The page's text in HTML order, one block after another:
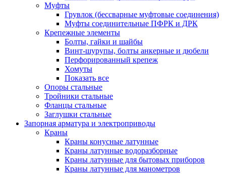
Муфты
Грувлок (бессварные муфтовые соединения)
Муфты соединительные ПФРК и ДРК
Крепежные элементы
Болты, гайки и шайбы
Винт-шурупы, болты анкерные и дюбели
Перфорированный крепеж
Хомуты
Показать все
Опоры стальные
Тройники стальные
Фланцы стальные
Заглушки стальные
Запорная арматура и электроприводы
Краны
Краны конусные латунные
Краны латунные водоразборные
Краны латунные для бытовых приборов
Краны латунные для манометров